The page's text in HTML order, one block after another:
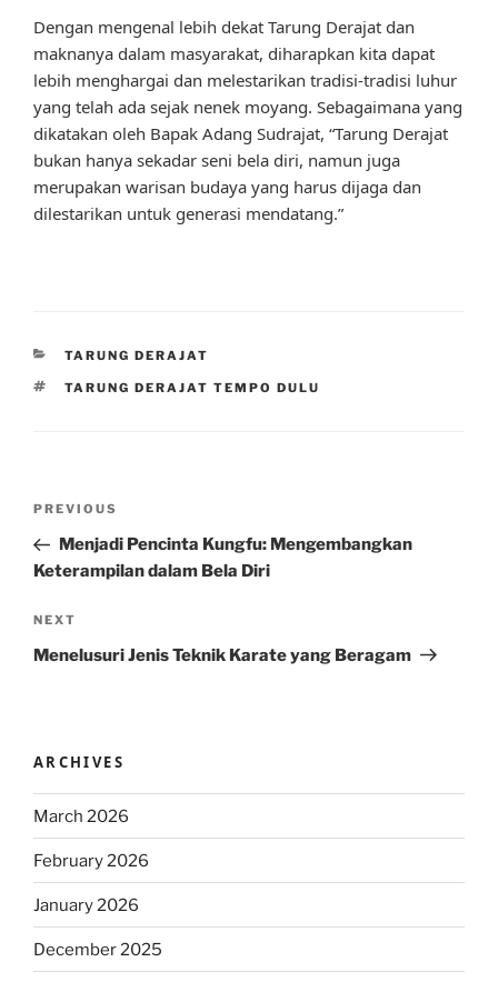
Dengan mengenal lebih dekat Tarung Derajat dan
maknanya dalam masyarakat, diharapkan kita dapat
lebih menghargai dan melestarikan tradisi-tradisi luhur
yang telah ada sejak nenek moyang. Sebagaimana yang
dikatakan oleh Bapak Adang Sudrajat, “Tarung Derajat
bukan hanya sekadar seni bela diri, namun juga
merupakan warisan budaya yang harus dijaga dan
dilestarikan untuk generasi mendatang.”
CATEGORIES
TARUNG DERAJAT
TAGS
TARUNG DERAJAT TEMPO DULU
Previous
Post
PREVIOUS
Menjadi Pencinta Kungfu: Mengembangkan
Keterampilan dalam Bela Diri
Next
Post
NEXT
Menelusuri Jenis Teknik Karate yang Beragam
ARCHIVES
March 2026
February 2026
January 2026
December 2025